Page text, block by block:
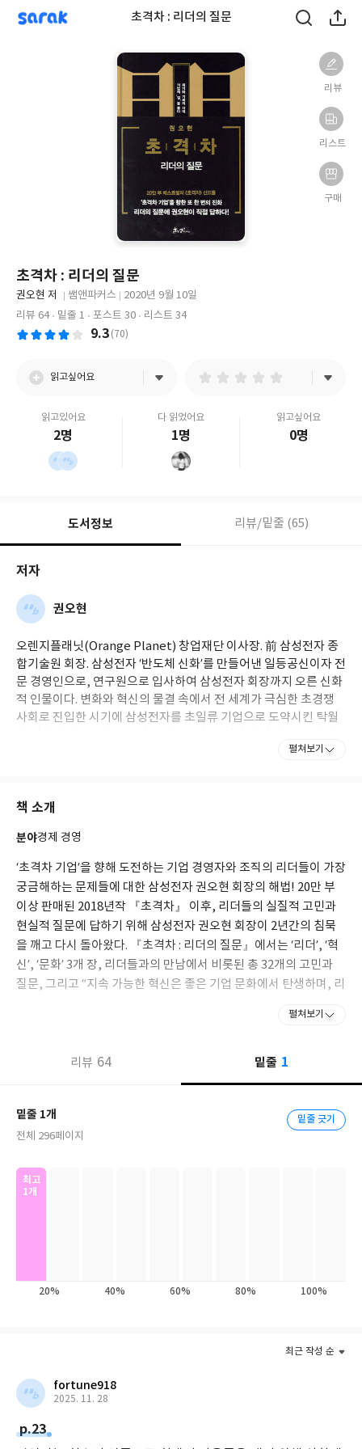
sarak 초격차 : 리더의 질문
리뷰
리스트
구매
초격차 : 리더의 질문
글
쓴
권오현 저
출
판
사
쌤앤파커스
출
일
2020년 9월 10일
리뷰 64
밑줄 1 포스트 30 리스트 34
9.3 (70)
읽고싶어요
읽고있어요
2명
다 읽었어요
1명
읽고싶어요
0명
도서정보 리뷰/밑줄 (65)
저자
권오현
오렌지플래닛(Orange Planet) 창업재단 이사장. 前 삼성전자 종
합기술원 회장. 삼성전자 ‘반도체 신화’를 만들어낸 일등공신이자 전
문 경영인으로, 연구원으로 입사하여 삼성전자 회장까지 오른 신화
적 인물이다. 변화와 혁신의 물결 속에서 전 세계가 극심한 초경쟁
사회로 진입한 시기에 삼성전자를 초일류 기업으로 도약시킨 탁월
의자이지만, 동시에 의전이나 불필요한 회의를 싫어하고 열린 마음
1985년 스탠퍼드대학교에서 전기공학 박사학위를 취득한 후 미국
초’로 64Mb DRAM 개발에 성공하며, 이후 삼성전자가 걸어온 ‘초
격차 전략’의 실질적 토대를 마련했다. 2008년 반도체 사업부 총괄
사장을 거쳐 2012년 삼성전자 대표이사 부회장 겸 DS(Device
Solution) 사업부문장에 올랐다. 그의 진두지휘 아래 삼성전자는
2017년 인텔을 제치고 세계 반도체 1위 기업에 오르는 실적을 기록
했다. 2018년 경영 일선에서 물러난 뒤에는 삼성전자의 차세대 기
술을 연구하는 종합기술원 회장으로 재직하며 경영 자문과 인재 육
성에 힘을 쏟았다. 현재 오렌지플래닛 창업재단의 초대 이사장으로
서 스타트업 지원과 멘토링을 하고 있으며, 기획예산처 중장기전략
펼쳐보기
책 소개
분야경제 경영
‘초격차 기업’을 향해 도전하는 기업 경영자와 조직의 리더들이 가장
궁금해하는 문제들에 대한 삼성전자 권오현 회장의 해법! 20만 부
이상 판매된 2018년작 『초격차』 이후, 리더들의 실질적 고민과
현실적 질문에 답하기 위해 삼성전자 권오현 회장이 2년간의 침묵
을 깨고 다시 돌아왔다. 『초격차 : 리더의 질문』에서는 ‘리더’, ‘혁
신’, ‘문화’ 3개 장, 리더들과의 만남에서 비롯된 총 32개의 고민과
질문, 그리고 “지속 가능한 혁신은 좋은 기업 문화에서 탄생하며, 리
“혁신을 실패 없이 달성하려면 어떻게 해야 할까요?” “사업을 시작
하기 전에 무엇을 최우선으로 고려해야 할까요?” “위기를 헤쳐 나가
는 생생한 과정에서 나온 질문 중심의 구성은 전작에서 진화한 가장
큰 차별점일 뿐만 아니라 모든 조직의 리더들이 ‘초격차’로 향하는
다. “위기와 기회의 시대, 초격차에 도달하기 위해서는 누가 무엇을
어떻게 할 것인가?” 이 책이 현재와 미래를 이끌어갈 리더들에게 유
펼쳐보기
리뷰 64 밑줄 1
밑줄 1개
전체 296페이지
밑줄 긋기
최고
1개
20% 40% 60% 80% 100%
최근 작성 순
fortune918
2025. 11. 28
p.23